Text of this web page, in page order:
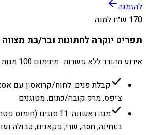
להזמנה
170 ש״ח למנה
תפריט יוקרה לחתונות ובר/בת מצווה
אירוע מהודר ללא פשרות · מינימום 100 מנות
קבלת פנים: לחוח/קרואסון עם
צ׳יפס, מרק קובה/כתום, מטוגנים
מנה ראשונה: 11 סוגים
בטחינה, חסה, שרי, פקאנים, טבולה